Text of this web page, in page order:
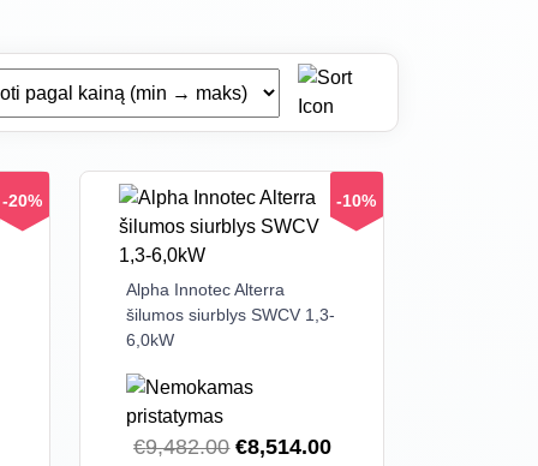
-20% -10%
Alpha Innotec Alterra
šilumos siurblys SWCV 1,3-
6,0kW
€9,482.00 Original
€8,514.00Current